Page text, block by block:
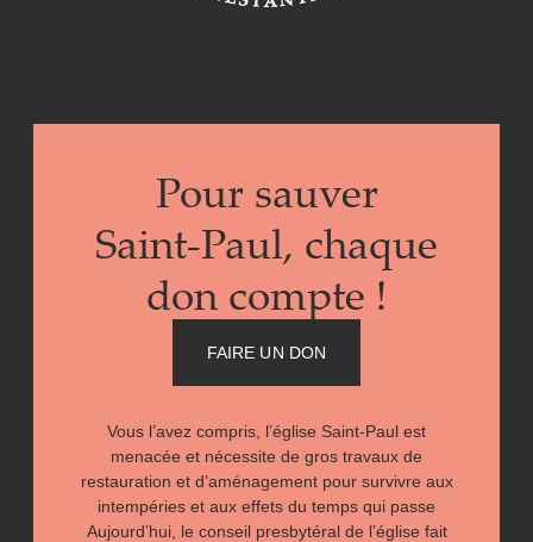
Pour sauver
Saint-Paul, chaque
don compte !
FAIRE UN DON
Vous l’avez compris, l’église Saint-Paul est
menacée et nécessite de gros travaux de
restauration et d’aménagementpour survivre aux
intempéries et aux effets du temps qui passe
Aujourd’hui, le conseil presbytéral de l’église fait